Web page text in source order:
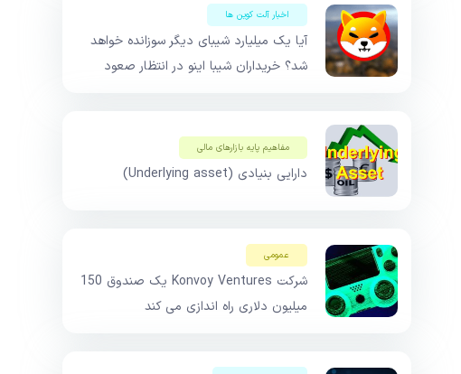
اخبار آلت کوین ها
آیا یک میلیارد شیبای دیگر سوزانده خواهد
شد؟ خریداران شیبا اینو در انتظار صعود
مفاهیم پایه بازار‌های مالی
دارایی بنیادی (Underlying asset)
عمومی
شرکت Konvoy Ventures یک صندوق 150
میلیون دلاری راه اندازی می کند